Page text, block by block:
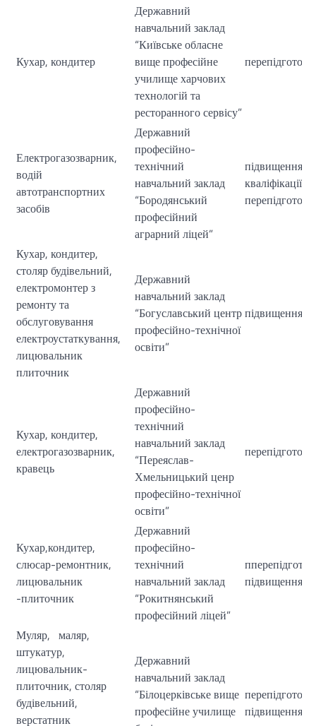
Кухар, кондитер
Державний
навчальний заклад
“Київське обласне
вище професійне
училище харчових
технологій та
ресторанного сервісу”
Електрогазозварник,
водій
автотранспортних
засобів
Державний
професійно-
технічний
навчальний заклад
“Бородянський
професійний
аграрний ліцей”
підвищення
Кухар, кондитер,
столяр будівельний,
електромонтер з
ремонту та
обслуговування
електроустаткування,
лицювальник
плиточник
Державний
навчальний заклад
“Богуславський центр
професійно-технічної
освіти”
підвищення
Кухар, кондитер,
електрогазозварник,
кравець
Державний
професійно-
технічний
навчальний заклад
“Переяслав-
Хмельницький ценр
професійно-технічної
освіти”
Кухар,кондитер,
слюсар-ремонтник,
лицювальник
-плиточник
Державний
професійно-
технічний
навчальний заклад
“Рокитнянський
професійний ліцей”
підвищення
Муляр, маляр,
штукатур,
лицювальник-
плиточник, столяр
будівельний,
верстатник
Державний
навчальний заклад
“Білоцерківське вище
професійне училище підвищення